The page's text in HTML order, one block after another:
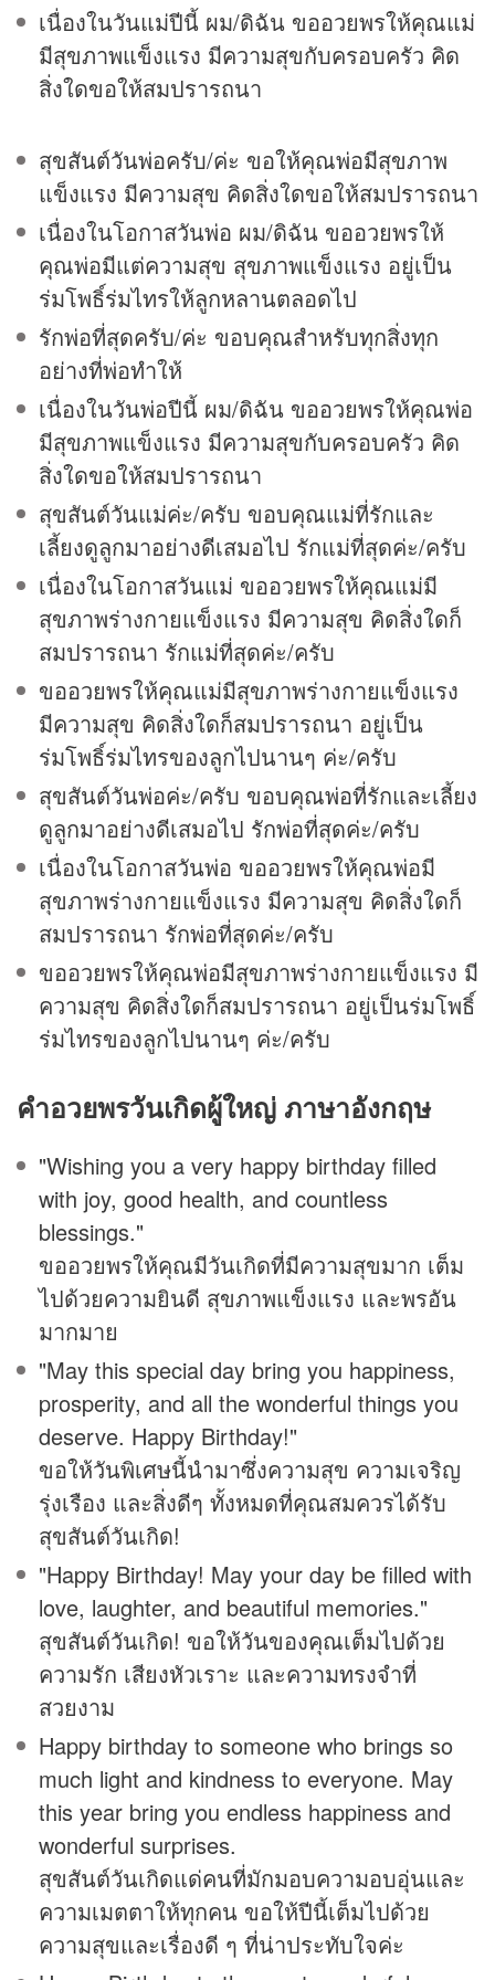
เนื่องในวันแม่ปีนี้ ผม/ดิฉัน ขออวยพรให้คุณแม่
มีสุขภาพแข็งแรง มีความสุขกับครอบครัว คิด
สิ่งใดขอให้สมปรารถนา
สุขสันต์วันพ่อครับ/ค่ะ ขอให้คุณพ่อมีสุขภาพ
แข็งแรง มีความสุข คิดสิ่งใดขอให้สมปรารถนา
เนื่องในโอกาสวันพ่อ ผม/ดิฉัน ขออวยพรให้
คุณพ่อมีแต่ความสุข สุขภาพแข็งแรง อยู่เป็น
ร่มโพธิ์ร่มไทรให้ลูกหลานตลอดไป
รักพ่อที่สุดครับ/ค่ะ ขอบคุณสำหรับทุกสิ่งทุก
อย่างที่พ่อทำให้
เนื่องในวันพ่อปีนี้ ผม/ดิฉัน ขออวยพรให้คุณพ่อ
มีสุขภาพแข็งแรง มีความสุขกับครอบครัว คิด
สิ่งใดขอให้สมปรารถนา
สุขสันต์วันแม่ค่ะ/ครับ ขอบคุณแม่ที่รักและ
เลี้ยงดูลูกมาอย่างดีเสมอไป รักแม่ที่สุดค่ะ/ครับ
เนื่องในโอกาสวันแม่ ขออวยพรให้คุณแม่มี
สุขภาพร่างกายแข็งแรง มีความสุข คิดสิ่งใดก็
สมปรารถนา รักแม่ที่สุดค่ะ/ครับ
ขออวยพรให้คุณแม่มีสุขภาพร่างกายแข็งแรง
มีความสุข คิดสิ่งใดก็สมปรารถนา อยู่เป็น
ร่มโพธิ์ร่มไทรของลูกไปนานๆ ค่ะ/ครับ
สุขสันต์วันพ่อค่ะ/ครับ ขอบคุณพ่อที่รักและเลี้ยง
ดูลูกมาอย่างดีเสมอไป รักพ่อที่สุดค่ะ/ครับ
เนื่องในโอกาสวันพ่อ ขออวยพรให้คุณพ่อมี
สุขภาพร่างกายแข็งแรง มีความสุข คิดสิ่งใดก็
สมปรารถนา รักพ่อที่สุดค่ะ/ครับ
ขออวยพรให้คุณพ่อมีสุขภาพร่างกายแข็งแรง มี
ความสุข คิดสิ่งใดก็สมปรารถนา อยู่เป็นร่มโพธิ์
ร่มไทรของลูกไปนานๆ ค่ะ/ครับ
คำอวยพรวันเกิดผู้ใหญ่ ภาษาอังกฤษ
"Wishing you a very happy birthday filled
with joy, good health, and countless
blessings."
ขออวยพรให้คุณมีวันเกิดที่มีความสุขมาก เต็ม
ไปด้วยความยินดี สุขภาพแข็งแรง และพรอัน
มากมาย
"May this special day bring you happiness,
prosperity, and all the wonderful things you
deserve. Happy Birthday!"
ขอให้วันพิเศษนี้นำมาซึ่งความสุข ความเจริญ
รุ่งเรือง และสิ่งดีๆ ทั้งหมดที่คุณสมควรได้รับ
สุขสันต์วันเกิด!
"Happy Birthday! May your day be filled with
love, laughter, and beautiful memories."
สุขสันต์วันเกิด! ขอให้วันของคุณเต็มไปด้วย
ความรัก เสียงหัวเราะ และความทรงจำที่
สวยงาม
Happy birthday to someone who brings so
much light and kindness to everyone. May
this year bring you endless happiness and
wonderful surprises.
สุขสันต์วันเกิดแด่คนที่มักมอบความอบอุ่นและ
ความเมตตาให้ทุกคน ขอให้ปีนี้เต็มไปด้วย
ความสุขและเรื่องดี ๆ ที่น่าประทับใจค่ะ